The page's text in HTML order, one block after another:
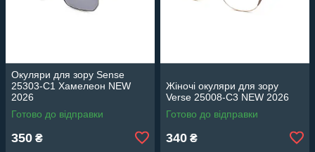
Окуляри для зору Sense
25303-C1 Хамелеон NEW
2026
Готово до відправки
350 ₴
Жіночі окуляри для зору
Verse 25008-C3 NEW 2026
Готово до відправки
340 ₴